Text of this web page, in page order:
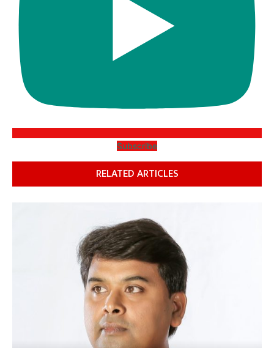
Subscribe
RELATED ARTICLES